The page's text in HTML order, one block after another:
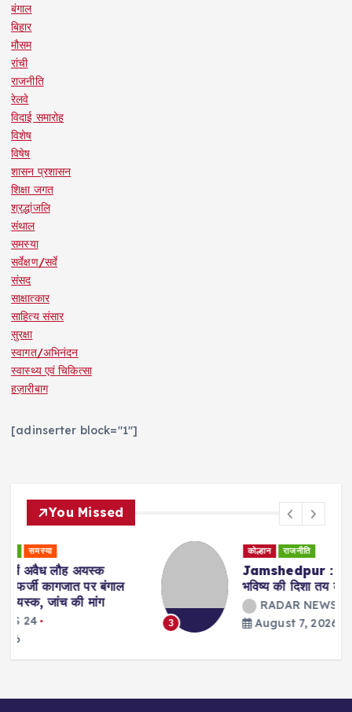
बंगाल
बिहार
मौसम
रांची
राजनीति
रेलवे
विदाई समारोह
विशेष
विषेष
शासन प्रशासन
शिक्षा जगत
श्रद्धांजलि
संथाल
समस्या
सर्वेक्षण/सर्वे
संसद
साक्षात्कार
साहित्य संसार
सुरक्षा
स्वागत/अभिनंदन
स्वास्थ्य एवं चिकित्सा
हज़ारीबाग
[adinserter block="1"]
You Missed
3
राजनीति
Jamshedpur : युवा शक्ति ही झारखंड के
भविष्य की दिशा तय करेगी : सुदेश कुमार महतो
RADAR NEWS 24
August 7, 2026